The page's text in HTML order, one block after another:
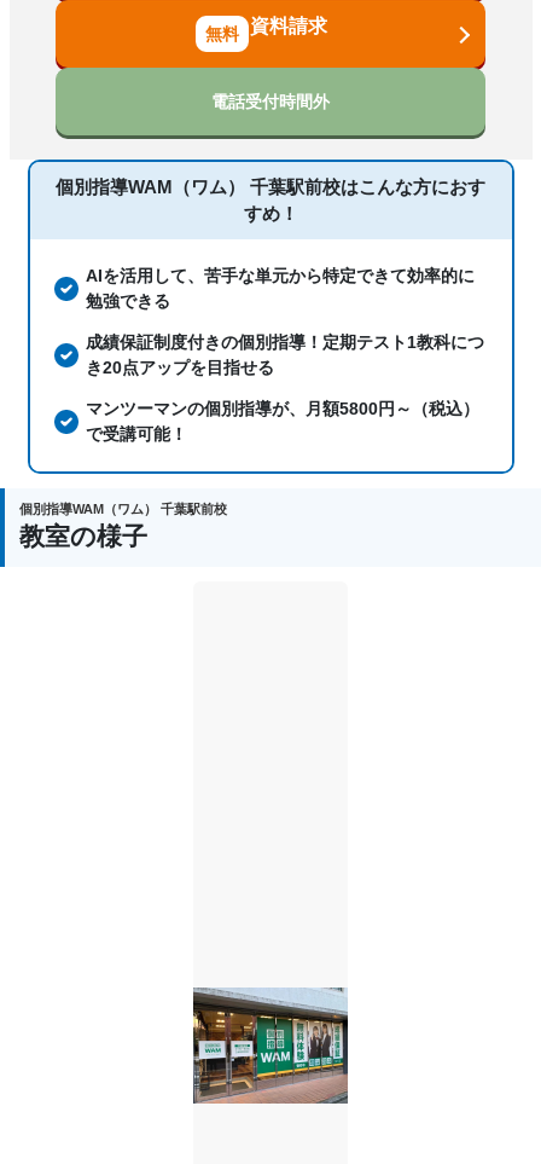
塾の特徴
中高一貫校生に対応、授業の振替可能、
オンライン対応、1科目から受講可能、
季節講習のみの受講可
科目
国語、現代文、古典（古文・漢文）、算
数、数学、理科、物理、化学、生物、地
学、社会、日本史、世界史、歴史総合、
政治経済、地理、英語、情報、小論文
資料請求
電話受付時間外
個別指導WAM（ワム） 千葉駅前校はこんな方におす
すめ！
AIを活用して、苦手な単元から特定できて効率的に
勉強できる
成績保証制度付きの個別指導！定期テスト1教科につ
き20点アップを目指せる
マンツーマンの個別指導が、月額5800円～（税込）
で受講可能！
個別指導WAM（ワム） 千葉駅前校
教室の様子